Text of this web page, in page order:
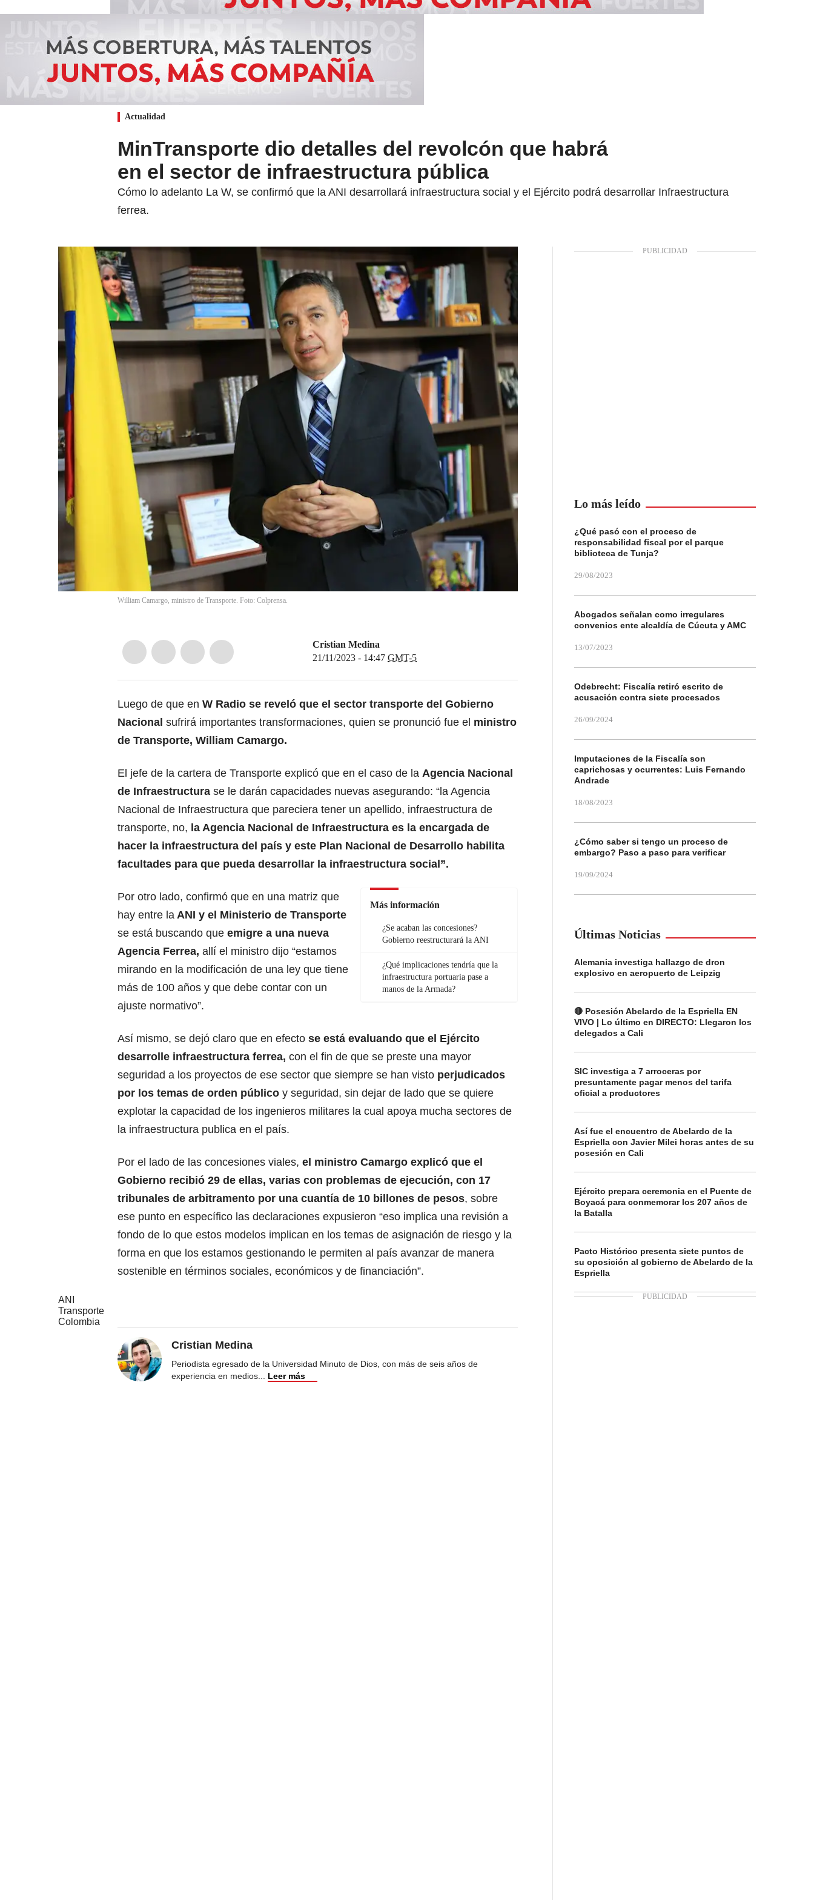
Actualidad
MinTransporte dio detalles del revolcón que habrá
en el sector de infraestructura pública
Cómo lo adelanto La W, se confirmó que la ANI desarrollará infraestructura social y el Ejército podrá desarrollar Infraestructura
ferrea.
William Camargo, ministro de Transporte. Foto: Colprensa.
Cristian Medina
21/11/2023 - 14:47 GMT-5
Luego de que en W Radio se reveló que el sector transporte del Gobierno
Nacional sufrirá importantes transformaciones, quien se pronunció fue el ministro
de Transporte, William Camargo.
El jefe de la cartera de Transporte explicó que en el caso de la Agencia Nacional
de Infraestructura se le darán capacidades nuevas asegurando: “la Agencia
Nacional de Infraestructura que pareciera tener un apellido, infraestructura de
transporte, no, la Agencia Nacional de Infraestructura es la encargada de
hacer la infraestructura del país y este Plan Nacional de Desarrollo habilita
facultades para que pueda desarrollar la infraestructura social”.
Más información
¿Se acaban las concesiones?
Gobierno reestructurará la ANI
¿Qué implicaciones tendría que la
infraestructura portuaria pase a
manos de la Armada?
Por otro lado, confirmó que en una matriz que
hay entre la ANI y el Ministerio de Transporte
se está buscando que emigre a una nueva
Agencia Ferrea, allí el ministro dijo “estamos
mirando en la modificación de una ley que tiene
más de 100 años y que debe contar con un
ajuste normativo”.
Así mismo, se dejó claro que en efecto se está evaluando que el Ejército
desarrolle infraestructura ferrea, con el fin de que se preste una mayor
seguridad a los proyectos de ese sector que siempre se han visto perjudicados
por los temas de orden público y seguridad, sin dejar de lado que se quiere
explotar la capacidad de los ingenieros militares la cual apoya mucha sectores de
la infraestructura publica en el país.
Por el lado de las concesiones viales, el ministro Camargo explicó que el
Gobierno recibió 29 de ellas, varias con problemas de ejecución, con 17
tribunales de arbitramento por una cuantía de 10 billones de pesos, sobre
ese punto en específico las declaraciones expusieron “eso implica una revisión a
fondo de lo que estos modelos implican en los temas de asignación de riesgo y la
forma en que los estamos gestionando le permiten al país avanzar de manera
sostenible en términos sociales, económicos y de financiación”.
ANI
Transporte
Colombia
Cristian Medina
Periodista egresado de la Universidad Minuto de Dios, con más de seis años de
experiencia en medios... Leer más
Lo más leído
¿Qué pasó con el proceso de
responsabilidad fiscal por el parque
biblioteca de Tunja?
29/08/2023
Abogados señalan como irregulares
convenios ente alcaldía de Cúcuta y AMC
13/07/2023
Odebrecht: Fiscalía retiró escrito de
acusación contra siete procesados
26/09/2024
Imputaciones de la Fiscalía son
caprichosas y ocurrentes: Luis Fernando
Andrade
18/08/2023
¿Cómo saber si tengo un proceso de
embargo? Paso a paso para verificar
19/09/2024
Últimas Noticias
Alemania investiga hallazgo de dron
explosivo en aeropuerto de Leipzig
🔴 Posesión Abelardo de la Espriella EN
VIVO | Lo último en DIRECTO: Llegaron los
delegados a Cali
SIC investiga a 7 arroceras por
presuntamente pagar menos del tarifa
oficial a productores
Así fue el encuentro de Abelardo de la
Espriella con Javier Milei horas antes de su
posesión en Cali
Ejército prepara ceremonia en el Puente de
Boyacá para conmemorar los 207 años de
la Batalla
Pacto Histórico presenta siete puntos de
su oposición al gobierno de Abelardo de la
Espriella